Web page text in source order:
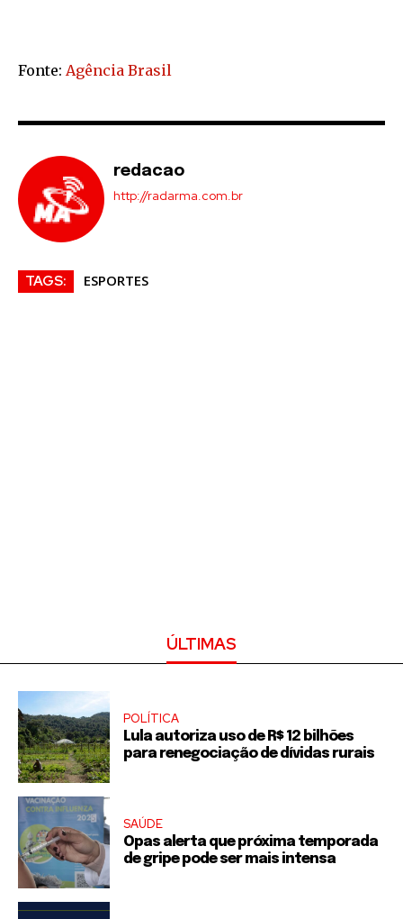
Fonte: Agência Brasil
redacao
http://radarma.com.br
TAGS: ESPORTES
ÚLTIMAS
POLÍTICA
Lula autoriza uso de R$ 12 bilhões
para renegociação de dívidas rurais
SAÚDE
Opas alerta que próxima temporada
de gripe pode ser mais intensa